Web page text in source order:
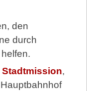
den
durch
Stadtmission,